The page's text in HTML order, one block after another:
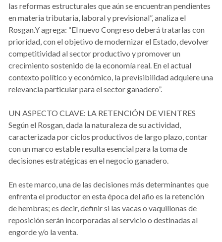
las reformas estructurales que aún se encuentran pendientes
en materia tributaria, laboral y previsional”, analiza el
Rosgan.Y agrega: “El nuevo Congreso deberá tratarlas con
prioridad, con el objetivo de modernizar el Estado, devolver
competitividad al sector productivo y promover un
crecimiento sostenido de la economía real. En el actual
contexto político y económico, la previsibilidad adquiere una
relevancia particular para el sector ganadero”.
UN ASPECTO CLAVE: LA RETENCIÓN DE VIENTRES
Según el Rosgan, dada la naturaleza de su actividad,
caracterizada por ciclos productivos de largo plazo, contar
con un marco estable resulta esencial para la toma de
decisiones estratégicas en el negocio ganadero.
En este marco, una de las decisiones más determinantes que
enfrenta el productor en esta época del año es la retención
de hembras; es decir, definir si las vacas o vaquillonas de
reposición serán incorporadas al servicio o destinadas al
engorde y/o la venta.